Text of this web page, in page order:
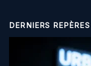
DERNIERS REPÈRES